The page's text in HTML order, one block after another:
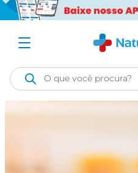
O que você procura?